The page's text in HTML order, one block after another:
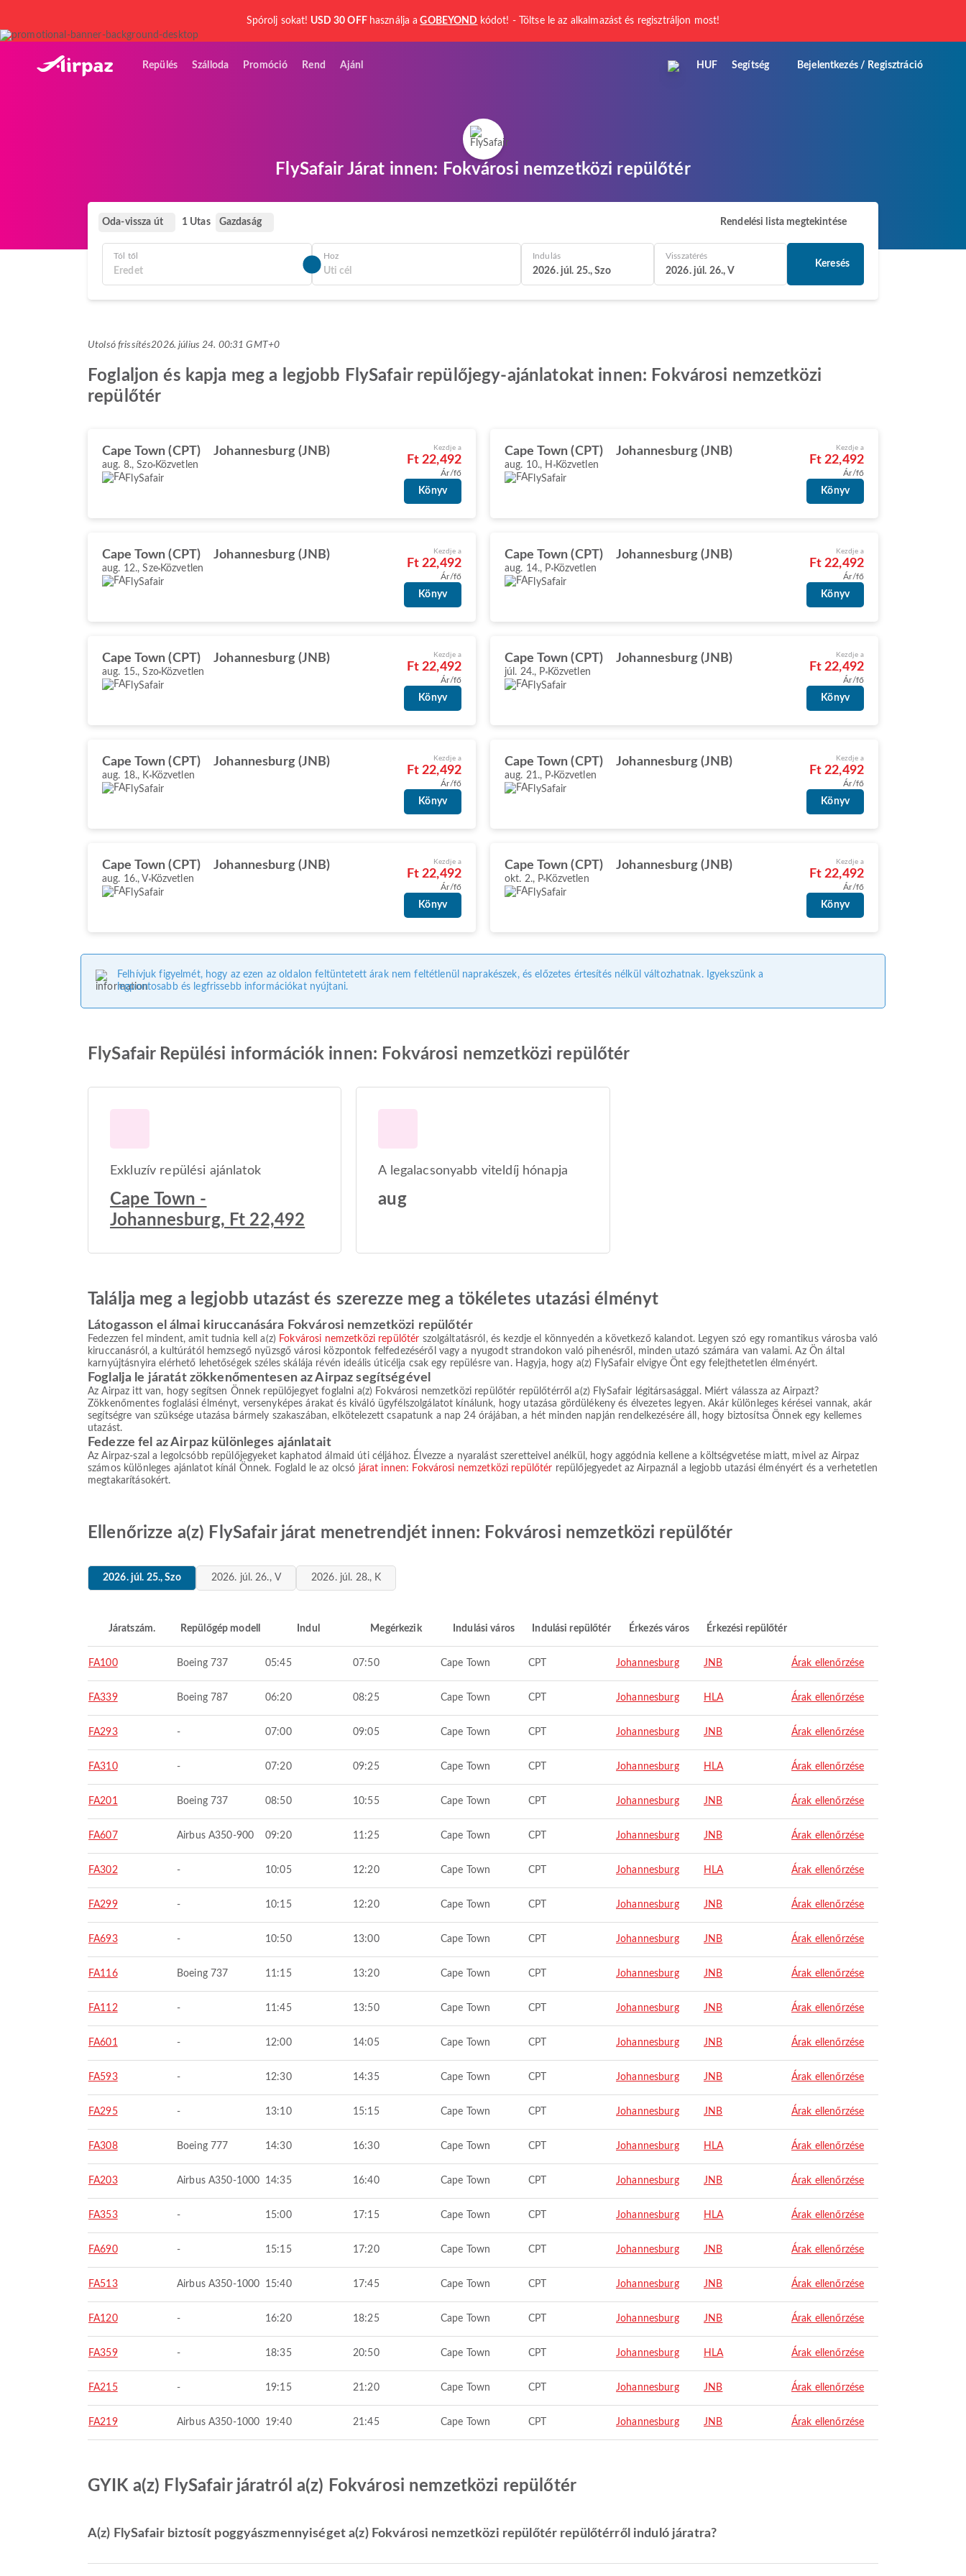
Spórolj sokat! USD 30 OFF használja a GOBEYOND kódot! - Töltse le az alkalmazást és regisztráljon most!
Repülés Szálloda Promóció Rend Ajánl HUF Segítség Bejelentkezés / Regisztráció
FlySafair Járat innen: Fokvárosi nemzetközi repülőtér
Oda-vissza út 1 Utas Gazdaság Rendelési lista megtekintése
Tól től Hoz Indulás
2026. júl. 25., Szo
Visszatérés
2026. júl. 26., V
Keresés
Utolsó frissítés2026. július 24. 00:31 GMT+0
Foglaljon és kapja meg a legjobb FlySafair repülőjegy-ajánlatokat innen: Fokvárosi nemzetközi
repülőtér
Cape Town (CPT) Johannesburg (JNB)
aug. 8., Szo Közvetlen
FlySafair
Kezdje a
Ft 22,492
Ár/fő
Könyv
Cape Town (CPT) Johannesburg (JNB)
aug. 10., H Közvetlen
FlySafair
Kezdje a
Ft 22,492
Ár/fő
Könyv
Cape Town (CPT) Johannesburg (JNB)
aug. 12., Sze Közvetlen
FlySafair
Kezdje a
Ft 22,492
Ár/fő
Könyv
Cape Town (CPT) Johannesburg (JNB)
aug. 14., P Közvetlen
FlySafair
Kezdje a
Ft 22,492
Ár/fő
Könyv
Cape Town (CPT) Johannesburg (JNB)
aug. 15., Szo Közvetlen
FlySafair
Kezdje a
Ft 22,492
Ár/fő
Könyv
Cape Town (CPT) Johannesburg (JNB)
júl. 24., P Közvetlen
FlySafair
Kezdje a
Ft 22,492
Ár/fő
Könyv
Cape Town (CPT) Johannesburg (JNB)
aug. 18., K Közvetlen
FlySafair
Kezdje a
Ft 22,492
Ár/fő
Könyv
Cape Town (CPT) Johannesburg (JNB)
aug. 21., P Közvetlen
FlySafair
Kezdje a
Ft 22,492
Ár/fő
Könyv
Cape Town (CPT) Johannesburg (JNB)
aug. 16., V Közvetlen
FlySafair
Kezdje a
Ft 22,492
Ár/fő
Könyv
Cape Town (CPT) Johannesburg (JNB)
okt. 2., P Közvetlen
FlySafair
Kezdje a
Ft 22,492
Ár/fő
Könyv
Felhívjuk figyelmét, hogy az ezen az oldalon feltüntetett árak nem feltétlenül naprakészek, és előzetes értesítés nélkül változhatnak. Igyekszünk a
legpontosabb és legfrissebb információkat nyújtani.
FlySafair Repülési információk innen: Fokvárosi nemzetközi repülőtér
Exkluzív repülési ajánlatok
Cape Town -
Johannesburg, Ft 22,492
A legalacsonyabb viteldíj hónapja
aug
Találja meg a legjobb utazást és szerezze meg a tökéletes utazási élményt
Látogasson el álmai kiruccanására Fokvárosi nemzetközi repülőtér
Fedezzen fel mindent, amit tudnia kell a(z) Fokvárosi nemzetközi repülőtér szolgáltatásról, és kezdje el könnyedén a következő kalandot. Legyen szó egy romantikus városba való
kiruccanásról, a kultúrától hemzsegő nyüzsgő városi központok felfedezéséről vagy a nyugodt strandokon való pihenésről, minden utazó számára van valami. Az Ön által
karnyújtásnyira elérhető lehetőségek széles skálája révén ideális úticélja csak egy repülésre van. Hagyja, hogy a(z) FlySafair elvigye Önt egy felejthetetlen élményért.
Foglalja le járatát zökkenőmentesen az Airpaz segítségével
Az Airpaz itt van, hogy segítsen Önnek repülőjegyet foglalni a(z) Fokvárosi nemzetközi repülőtér repülőtérről a(z) FlySafair légitársasággal. Miért válassza az Airpazt?
Zökkenőmentes foglalási élményt, versenyképes árakat és kiváló ügyfélszolgálatot kínálunk, hogy utazása gördülékeny és élvezetes legyen. Akár különleges kérései vannak, akár
segítségre van szüksége utazása bármely szakaszában, elkötelezett csapatunk a nap 24 órájában, a hét minden napján rendelkezésére áll, hogy biztosítsa Önnek egy kellemes
utazást.
Fedezze fel az Airpaz különleges ajánlatait
Az Airpaz-szal a legolcsóbb repülőjegyeket kaphatod álmaid úti céljához. Élvezze a nyaralást szeretteivel anélkül, hogy aggódnia kellene a költségvetése miatt, mivel az Airpaz
számos különleges ajánlatot kínál Önnek. Foglald le az olcsó járat innen: Fokvárosi nemzetközi repülőtér repülőjegyedet az Airpaznál a legjobb utazási élményért és a verhetetlen
megtakarításokért.
Ellenőrizze a(z) FlySafair járat menetrendjét innen: Fokvárosi nemzetközi repülőtér
2026. júl. 25., Szo 2026. júl. 26., V 2026. júl. 28., K
Járatszám. Repülőgép modell Indul Megérkezik Indulási város Indulási repülőtér Érkezés város Érkezési repülőtér
FA100 Boeing 737 05:45 07:50 Cape Town CPT Johannesburg JNB Árak ellenőrzése
FA339 Boeing 787 06:20 08:25 Cape Town CPT Johannesburg HLA Árak ellenőrzése
FA293 - 07:00 09:05 Cape Town CPT Johannesburg JNB Árak ellenőrzése
FA310 - 07:20 09:25 Cape Town CPT Johannesburg HLA Árak ellenőrzése
FA201 Boeing 737 08:50 10:55 Cape Town CPT Johannesburg JNB Árak ellenőrzése
FA607 Airbus A350-900 09:20 11:25 Cape Town CPT Johannesburg JNB Árak ellenőrzése
FA302 - 10:05 12:20 Cape Town CPT Johannesburg HLA Árak ellenőrzése
FA299 - 10:15 12:20 Cape Town CPT Johannesburg JNB Árak ellenőrzése
FA693 - 10:50 13:00 Cape Town CPT Johannesburg JNB Árak ellenőrzése
FA116 Boeing 737 11:15 13:20 Cape Town CPT Johannesburg JNB Árak ellenőrzése
FA112 - 11:45 13:50 Cape Town CPT Johannesburg JNB Árak ellenőrzése
FA601 - 12:00 14:05 Cape Town CPT Johannesburg JNB Árak ellenőrzése
FA593 - 12:30 14:35 Cape Town CPT Johannesburg JNB Árak ellenőrzése
FA295 - 13:10 15:15 Cape Town CPT Johannesburg JNB Árak ellenőrzése
FA308 Boeing 777 14:30 16:30 Cape Town CPT Johannesburg HLA Árak ellenőrzése
FA203 Airbus A350-1000 14:35 16:40 Cape Town CPT Johannesburg JNB Árak ellenőrzése
FA353 - 15:00 17:15 Cape Town CPT Johannesburg HLA Árak ellenőrzése
FA690 - 15:15 17:20 Cape Town CPT Johannesburg JNB Árak ellenőrzése
FA513 Airbus A350-1000 15:40 17:45 Cape Town CPT Johannesburg JNB Árak ellenőrzése
FA120 - 16:20 18:25 Cape Town CPT Johannesburg JNB Árak ellenőrzése
FA359 - 18:35 20:50 Cape Town CPT Johannesburg HLA Árak ellenőrzése
FA215 - 19:15 21:20 Cape Town CPT Johannesburg JNB Árak ellenőrzése
FA219 Airbus A350-1000 19:40 21:45 Cape Town CPT Johannesburg JNB Árak ellenőrzése
GYIK a(z) FlySafair járatról a(z) Fokvárosi nemzetközi repülőtér
A(z) FlySafair biztosít poggyászmennyiséget a(z) Fokvárosi nemzetközi repülőtér repülőtérről induló járatra?